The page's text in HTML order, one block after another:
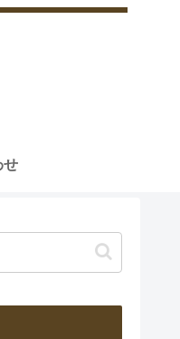
せ